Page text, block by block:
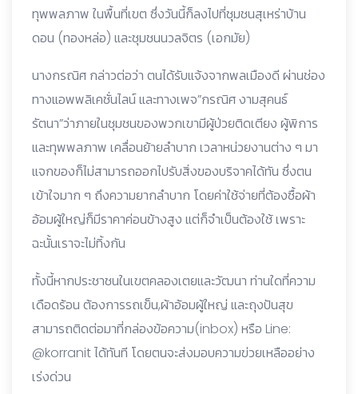
ทุพพลภาพ ในพื้นที่เขต ซึ่งวันนี้ก็ลงไปที่ชุมชนสุเหร่าบ้าน
ดอน (ทองหล่อ) และชุมชนนวลจิตร (เอกมัย)
นางกรณิศ กล่าวต่อว่า ตนได้รับแจ้งจากพลเมืองดี ผ่านช่อง
ทางแอพพลิเคชั่นไลน์ และทางเพจ”กรณิศ งามสุคนธ์
รัตนา”ว่าภายในชุมชนของพวกเขามีผู้ป่วยติดเตียง ผู้พิการ
และทุพพลภาพ เคลื่อนย้ายลำบาก เวลาหน่วยงานต่าง ๆ มา
แจกของก็ไม่สามารถออกไปรับสิ่งของบริจาคได้ทัน ซึ่งตน
เข้าใจมาก ๆ ถึงความยากลำบาก โดยค่าใช้จ่ายที่ต้องซื้อผ้า
อ้อมผู้ใหญ่ก็มีราคาค่อนข้างสูง แต่ก็จำเป็นต้องใช้ เพราะ
ฉะนั้นเราจะไม่ทิ้งกัน
ทั้งนี้หากประชาชนในเขตคลองเตยและวัฒนา ท่านใดที่ความ
เดือดร้อน ต้องการรถเข็น,ผ้าอ้อมผู้ใหญ่ และถุงปันสุข
สามารถติดต่อมาที่กล่องข้อความ(inbox) หรือ Line:
@korranit ได้ทันที โดยตนจะส่งมอบความข่วยเหลืออย่าง
เร่งด่วน